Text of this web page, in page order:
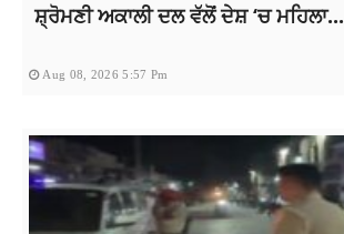
ਸ਼੍ਰੋਮਣੀ ਅਕਾਲੀ ਦਲ ਵੱਲੋਂ ਦੇਸ਼ ‘ਚ ਮਹਿਲਾ...
Aug 08, 2026 5:57 Pm